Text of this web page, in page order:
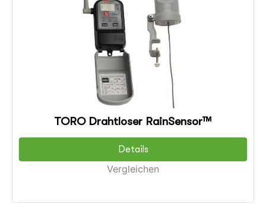
TORO Drahtloser RainSensor™
Details
Vergleichen